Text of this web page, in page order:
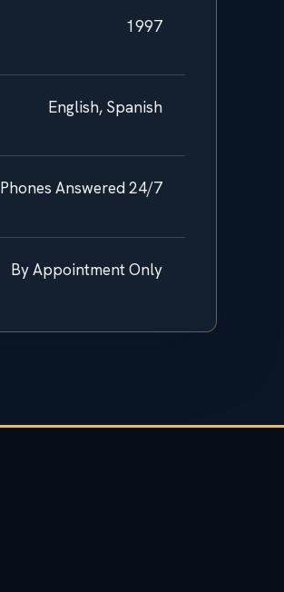
1997
English, Spanish
Phones Answered 24/7
By Appointment Only